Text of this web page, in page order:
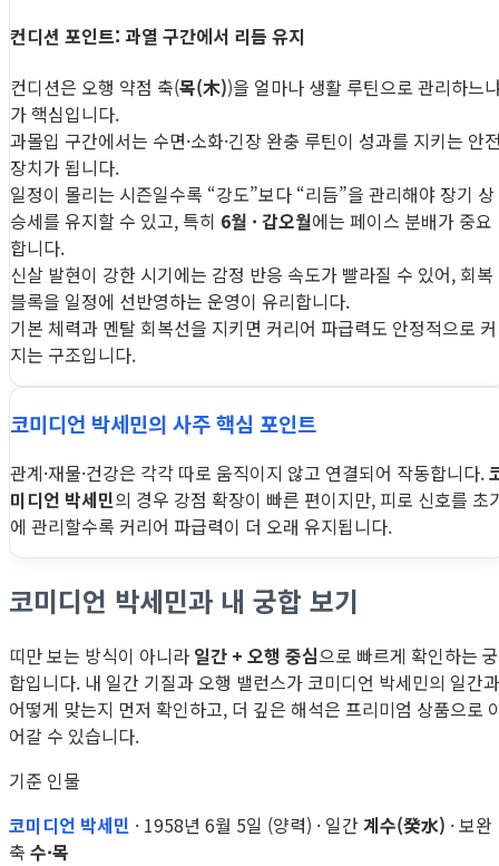
컨디션 포인트: 과열 구간에서 리듬 유지
컨디션은 오행 약점 축(목(木))을 얼마나 생활 루틴으로 관리하느
가 핵심입니다.
과몰입 구간에서는 수면·소화·긴장 완충 루틴이 성과를 지키는 안
장치가 됩니다.
일정이 몰리는 시즌일수록 “강도”보다 “리듬”을 관리해야 장기 상
승세를 유지할 수 있고, 특히 6월 · 갑오월에는 페이스 분배가 중요
합니다.
신살 발현이 강한 시기에는 감정 반응 속도가 빨라질 수 있어, 회복
블록을 일정에 선반영하는 운영이 유리합니다.
기본 체력과 멘탈 회복선을 지키면 커리어 파급력도 안정적으로 커
지는 구조입니다.
코미디언 박세민의 사주 핵심 포인트
관계·재물·건강은 각각 따로 움직이지 않고 연결되어 작동합니다.
미디언 박세민의 경우 강점 확장이 빠른 편이지만, 피로 신호를 초
에 관리할수록 커리어 파급력이 더 오래 유지됩니다.
코미디언 박세민과 내 궁합 보기
띠만 보는 방식이 아니라 일간 + 오행 중심으로 빠르게 확인하는 궁
합입니다. 내 일간 기질과 오행 밸런스가 코미디언 박세민의 일간과
어떻게 맞는지 먼저 확인하고, 더 깊은 해석은 프리미엄 상품으로
어갈 수 있습니다.
기준 인물
코미디언 박세민 · 1958년 6월 5일 (양력) · 일간계수(癸水) · 보완
축 수·목